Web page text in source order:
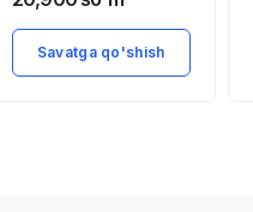
Savatga qo'shish